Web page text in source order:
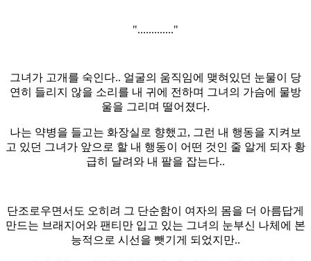
"............."
그녀가 고개를 숙인다.. 얼굴의 움직임에 맺혀있던 눈물이 당
연히 들리지 않을 소리를 내 귀에 전하며 그녀의 가슴에 물방
울을 그리며 떨어졌다.
나는 약병을 들고는 화장실로 향했고, 그런 내 행동을 지켜보
고 있던 그녀가 앞으로 할 내 행동이 어떤 것인 줄 알게 되자 황
급히 달려와 내 팔을 잡는다..
단조로우면서도 오히려 그 단순함이 여자의 몸을 더 아름답게
만드는 브래지어와 팬티만 입고 있는 그녀의 눈부신 나체에 본
능적으로 시선을 뺏기게 되었지만..